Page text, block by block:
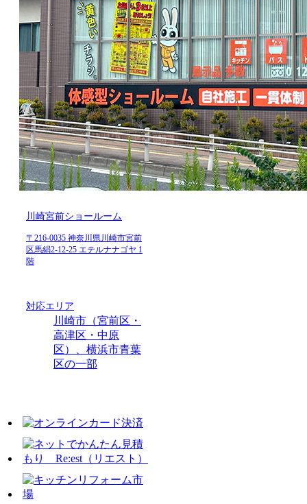
川崎宮前ショールーム
〒216-0035 神奈川県川崎市宮前
区馬絹2-12-25 エテルナナゴヤ 1
階
対応エリア
川崎市（宮前区・
高津区・中原
区）、横浜市青葉
区の一部